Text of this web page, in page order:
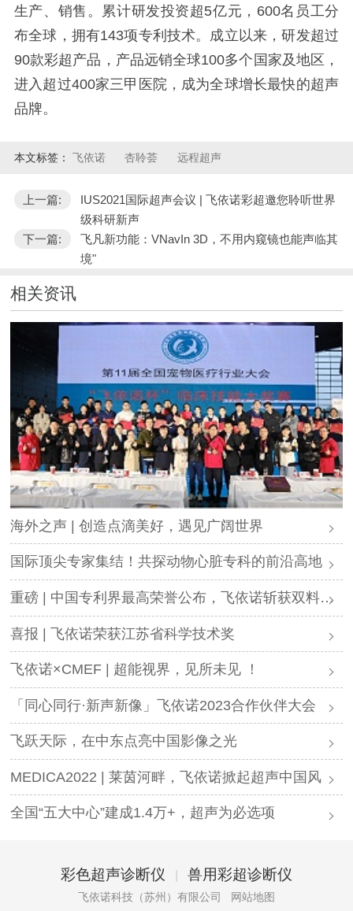
生产、销售。累计研发投资超5亿元，600名员工分
布全球，拥有143项专利技术。成立以来，研发超过
90款彩超产品，产品远销全球100多个国家及地区，
进入超过400家三甲医院，成为全球增长最快的超声
品牌。
本文标签： 飞依诺 杏聆荟 远程超声
上一篇:
IUS2021国际超声会议 | 飞依诺彩超邀您聆听世界
级科研新声
下一篇:
飞凡新功能：VNavIn 3D，不用内窥镜也能声临其
境"
相关资讯
海外之声 | 创造点滴美好，遇见广阔世界
国际顶尖专家集结！共探动物心脏专科的前沿高地
重磅 | 中国专利界最高荣誉公布，飞依诺斩获双料大奖
喜报 | 飞依诺荣获江苏省科学技术奖
飞依诺×CMEF | 超能视界，见所未见 ！
「同心同行·新声新像」飞依诺2023合作伙伴大会
飞跃天际，在中东点亮中国影像之光
MEDICA2022 | 莱茵河畔，飞依诺掀起超声中国风
全国“五大中心”建成1.4万+，超声为必选项
彩色超声诊断仪 | 兽用彩超诊断仪
飞依诺科技（苏州）有限公司 网站地图